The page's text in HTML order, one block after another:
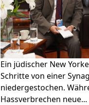
Ein jüdischer New
Schritte von einer
niedergestochen.
Hassverbrechen neue...